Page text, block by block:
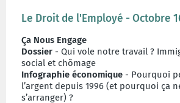
Le Droit de l'Employé - Octobre
Ça Nous Engage
Dossier - Qui vole notre travail ?
social et chômage
Infographie économique - Pourquoi
l’argent depuis 1996 (et pourquoi ça
s’arranger) ?